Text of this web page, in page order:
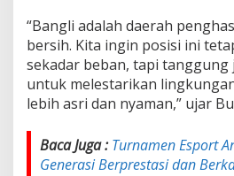
“Bangli adalah daerah
bersih. Kita ingin posisi ini
sekadar beban, tapi tanggung
untuk melestarikan
lebih asri dan nyaman,” ujar
Baca Juga :Turnamen Esport
Generasi Berprestasi dan